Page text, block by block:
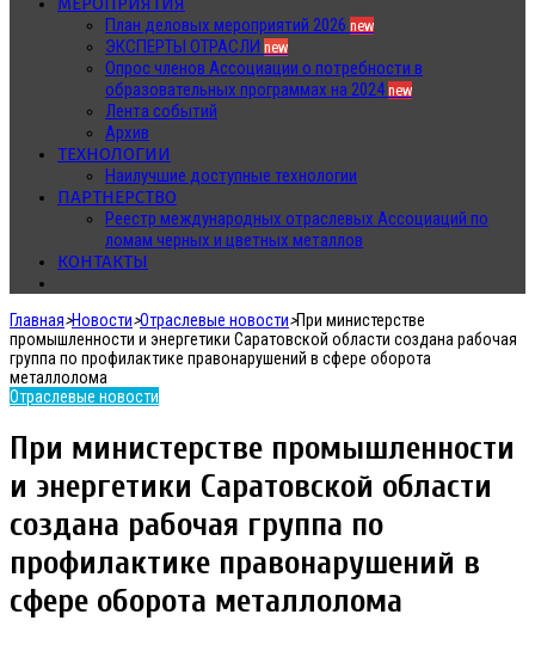
План деловых мероприятий 2026 new
ЭКСПЕРТЫ ОТРАСЛИ new
Опрос членов Ассоциации о потребности в
образовательных программах на 2024new
Лента событий
Архив
ТЕХНОЛОГИИ
Наилучшие доступные технологии
ПАРТНЕРСТВО
Реестр международных отраслевых Ассоциаций по
ломам черных и цветных металлов
КОНТАКТЫ
Главная>Новости>Отраслевые новости>При министерстве
промышленности и энергетики Саратовской области создана рабочая
группа по профилактике правонарушений в сфере оборота
металлолома
Отраслевые новости
При министерстве промышленности
и энергетики Саратовской области
создана рабочая группа по
профилактике правонарушений в
сфере оборота металлолома